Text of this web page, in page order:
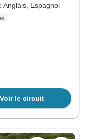
Anglais, Espagnol
Voir le circuit